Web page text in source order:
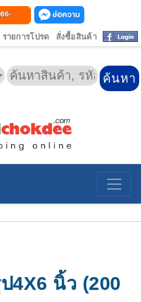
รายการโปรด สั่งซื้อสินค้า
4X6 นิ้ว (200